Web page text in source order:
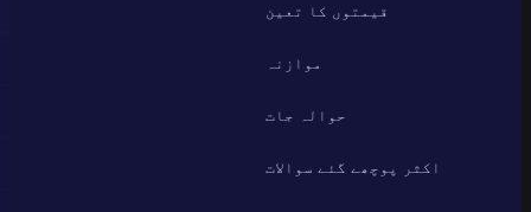
قیمتوں کا تعین
موازنہ
حوالہ جات
اکثر پوچھے گئے سوالات